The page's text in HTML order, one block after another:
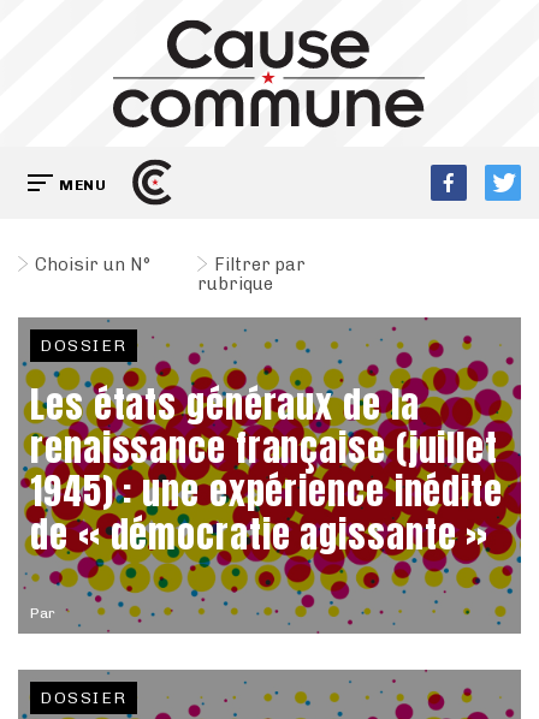
MENU
Choisir un N°
Filtrer par
rubrique
Par
DOSSIER
Les états généraux de la
renaissance française (juillet
1945) : une expérience inédite
de « démocratie agissante »
DOSSIER